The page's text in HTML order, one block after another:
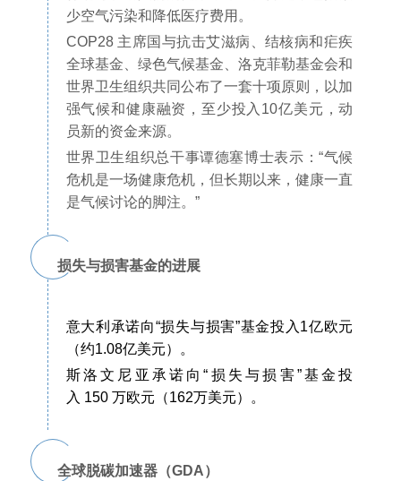
少空气污染和降低医疗费用。
COP28 主席国与抗击艾滋病、结核病和疟疾
全球基金、绿色气候基金、洛克菲勒基金会和
世界卫生组织共同公布了一套十项原则，以加
强气候和健康融资，至少投入10亿美元，动
员新的资金来源。
世界卫生组织总干事谭德塞博士表示：“气候
危机是一场健康危机，但长期以来，健康一直
是气候讨论的脚注。”
损失与损害基金的进展
意大利承诺向“损失与损害”基金投入1亿欧元
（约1.08亿美元）。
斯洛文尼亚承诺向“损失与损害”基金投
入 150 万欧元（162万美元）。
全球脱碳加速器（GDA）